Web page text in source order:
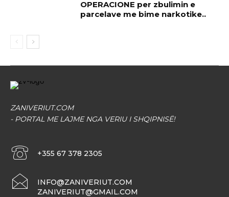
OPERACIONE per zbulimin e
parcelave me bime narkotike..
ZANIVERIUT.COM
- PORTAL ME LAJME NGA VERIU I SHQIPNISË!
+355 67 378 2305
INFO@ZANIVERIUT.COM
ZANIVERIUT@GMAIL.COM